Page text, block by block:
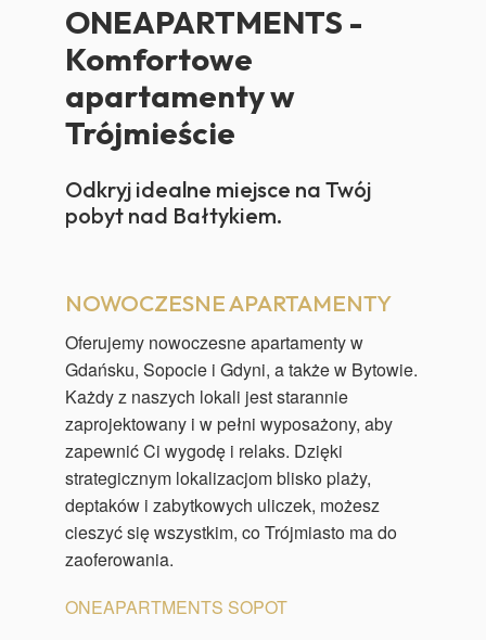
ONEAPARTMENTS -
Komfortowe
apartamenty w
Trójmieście
Odkryj idealne miejsce na Twój
pobyt nad Bałtykiem.
NOWOCZESNE APARTAMENTY
Oferujemy nowoczesne apartamenty w
Gdańsku, Sopocie i Gdyni, a także w Bytowie.
Każdy z naszych lokali jest starannie
zaprojektowany i w pełni wyposażony, aby
zapewnić Ci wygodę i relaks. Dzięki
strategicznym lokalizacjom blisko plaży,
deptaków i zabytkowych uliczek, możesz
cieszyć się wszystkim, co Trójmiasto ma do
zaoferowania.
ONEAPARTMENTS SOPOT